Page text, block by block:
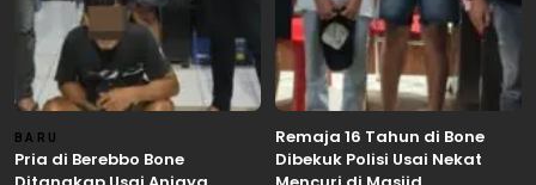
BARU
Pria di Berebbo Bone
Remaja 16 Tahun di Bone
Dibekuk Polisi Usai Nekat